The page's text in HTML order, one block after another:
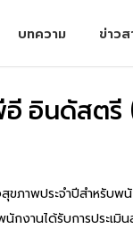
บทความ ข่าว
อินดัสต
าพประจำปีสำหรับ
งานได้รับการประ